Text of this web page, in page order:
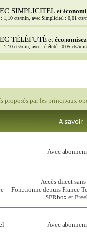
SIMPLICITEL et
: 1,10 cts/min, avec Simplicitel : 0,01 cts/
TÉLÉFUTÉ et
: 1,10 cts/min, avec Téléfuté : 0,05 cts/
par les principaux
Avec
Accès direct sans
Fonctionne depuis France
SFRbox et
Avec